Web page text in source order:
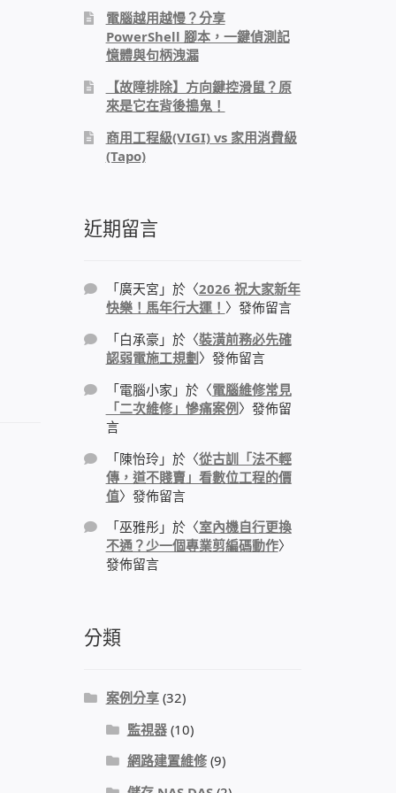
電腦越用越慢？分享
PowerShell 腳本，一鍵偵測記
憶體與句柄洩漏
【故障排除】方向鍵控滑鼠？原
來是它在背後搗鬼！
商用工程級(VIGI) vs 家用消費級
(Tapo)
近期留言
「廣天宮 」於〈2026 祝大家新年
快樂！馬年行大運！ 〉發佈留言
「白承豪 」於〈裝潢前務必先確
認弱電施工規劃〉發佈留言
「電腦小家 」於〈電腦維修常見
「二次維修」慘痛案例〉發佈留
言
「陳怡玲」於〈從古訓「法不輕
傳，道不賤賣」看數位工程的價
值〉發佈留言
「巫雅彤 」於〈室內機自行更換
不通？少一個專業剪編碼動作〉
發佈留言
分類
案例分享(32)
監視器(10)
網路建置維修(9)